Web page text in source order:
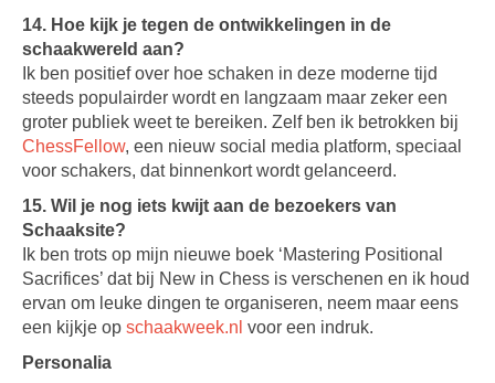
14. Hoe kijk je tegen de ontwikkelingen in de
schaakwereld aan?
Ik ben positief over hoe schaken in deze moderne tijd
steeds populairder wordt en langzaam maar zeker een
groter publiek weet te bereiken. Zelf ben ik betrokken bij
ChessFellow, een nieuw social media platform, speciaal
voor schakers, dat binnenkort wordt gelanceerd.
15. Wil je nog iets kwijt aan de bezoekers van
Schaaksite?
Ik ben trots op mijn nieuwe boek ‘Mastering Positional
Sacrifices’ dat bij New in Chess is verschenen en ik houd
ervan om leuke dingen te organiseren, neem maar eens
een kijkje op schaakweek.nl voor een indruk.
Personalia